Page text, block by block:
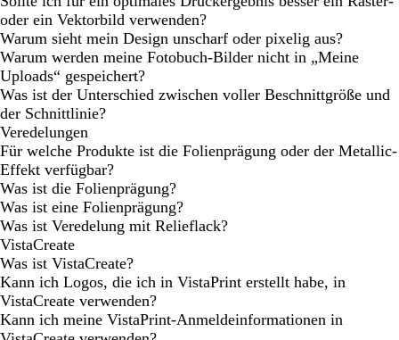
oder ein Vektorbild verwenden?
Warum sieht mein Design unscharf oder pixelig aus?
Warum werden meine Fotobuch-Bilder nicht in „Meine
Uploads“ gespeichert?
Was ist der Unterschied zwischen voller Beschnittgröße und
der Schnittlinie?
Veredelungen
Für welche Produkte ist die Folienprägung oder der Metallic-
Effekt verfügbar?
Was ist die Folienprägung?
Was ist eine Folienprägung?
Was ist Veredelung mit Relieflack?
VistaCreate
Was ist VistaCreate?
Kann ich Logos, die ich in VistaPrint erstellt habe, in
VistaCreate verwenden?
Kann ich meine VistaPrint-Anmeldeinformationen in